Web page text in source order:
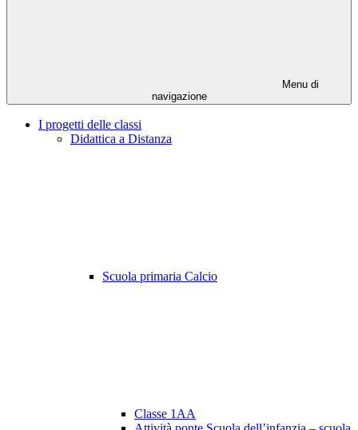
Menu di
navigazione
I progetti delle classi
Didattica a Distanza
Scuola primaria Calcio
Classe 1AA